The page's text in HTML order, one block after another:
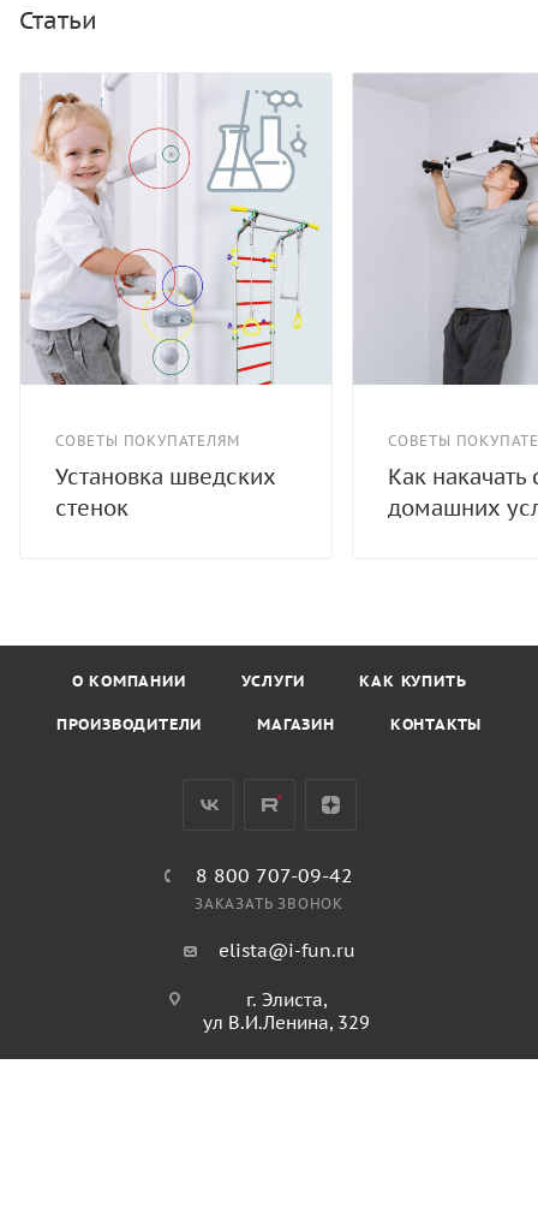
Статьи
СОВЕТЫ ПОКУПАТЕЛЯМ
Установка шведских
стенок
СОВЕТЫ
Как накачать
домашних
О КОМПАНИИ УСЛУГИ КАК КУПИТЬ
ПРОИЗВОДИТЕЛИ МАГАЗИН КОНТАКТЫ
8 800 707-09-42
ЗАКАЗАТЬ ЗВОНОК
elista@i-fun.ru
г. Элиста,
ул В.И.Ленина, 329